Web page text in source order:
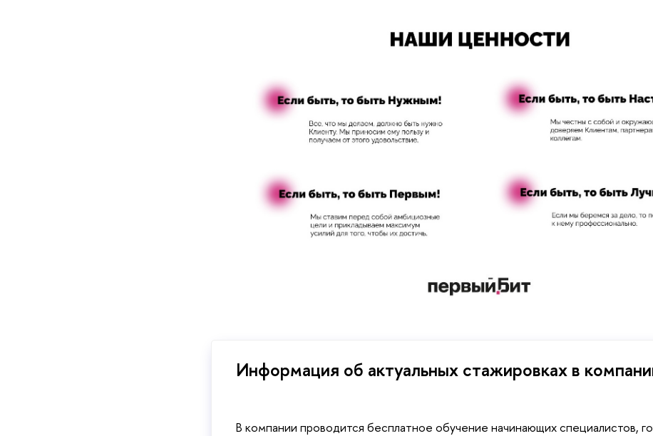
Информация об актуальных стажировках в
В компании проводится бесплатное обучение начинающих специалистов,